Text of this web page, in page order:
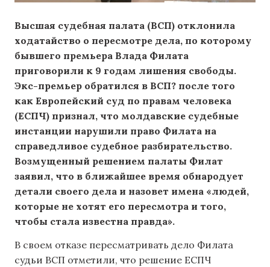
Высшая судебная палата (ВСП) отклонила
ходатайство о пересмотре дела, по которому
бывшего премьера Влада Филата
приговорили к 9 годам лишения свободы.
Экс-премьер обратился в ВСП? после того
как Европейский суд по правам человека
(ЕСПЧ) признал, что молдавские судебные
инстанции нарушили право Филата на
справедливое судебное разбирательство.
Возмущенный решением палаты Филат
заявил, что в ближайшее время обнародует
детали своего дела и назовет имена «людей,
которые не хотят его пересмотра и того,
чтобы стала известна правда».
В своем отказе пересматривать дело Филата
судьи ВСП отметили, что решение ЕСПЧ